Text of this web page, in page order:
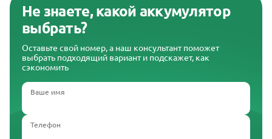
Не знаете, какой аккумулятор
выбрать?
Оставьте свой номер, а наш консультант поможет
выбрать подходящий вариант и подскажет, как
сэкономить
Ваше имя
Телефон